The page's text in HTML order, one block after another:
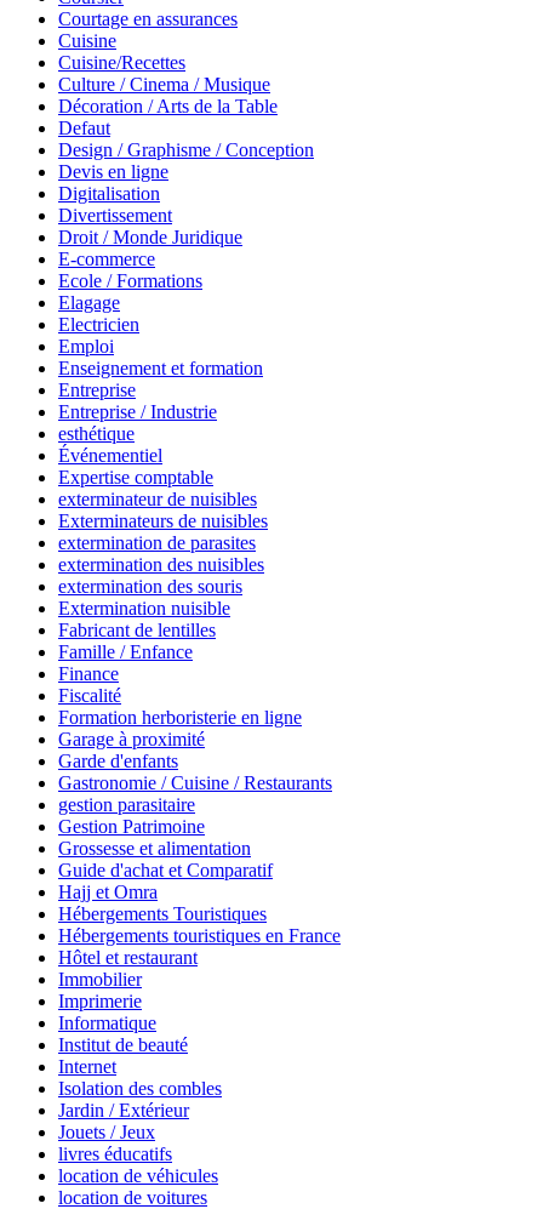
Courtage en assurances
Cuisine
Cuisine/Recettes
Culture / Cinema / Musique
Décoration / Arts de la Table
Defaut
Design / Graphisme / Conception
Devis en ligne
Digitalisation
Divertissement
Droit / Monde Juridique
E-commerce
Ecole / Formations
Elagage
Electricien
Emploi
Enseignement et formation
Entreprise
Entreprise / Industrie
esthétique
Événementiel
Expertise comptable
exterminateur de nuisibles
Exterminateurs de nuisibles
extermination de parasites
extermination des nuisibles
extermination des souris
Extermination nuisible
Fabricant de lentilles
Famille / Enfance
Finance
Fiscalité
Formation herboristerie en ligne
Garage à proximité
Garde d'enfants
Gastronomie / Cuisine / Restaurants
gestion parasitaire
Gestion Patrimoine
Grossesse et alimentation
Guide d'achat et Comparatif
Hajj et Omra
Hébergements Touristiques
Hébergements touristiques en France
Hôtel et restaurant
Immobilier
Imprimerie
Informatique
Institut de beauté
Internet
Isolation des combles
Jardin / Extérieur
Jouets / Jeux
livres éducatifs
location de véhicules
location de voitures